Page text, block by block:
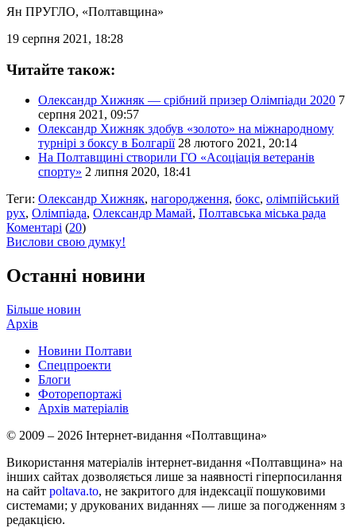
Ян ПРУГЛО, «Полтавщина»
19 серпня 2021, 18:28
Читайте також:
Олександр Хижняк — срібний призер Олімпіади 2020 7
серпня 2021, 09:57
Олександр Хижняк здобув «золото» на міжнародному
турнірі з боксу в Болгарії 28 лютого 2021, 20:14
На Полтавщині створили ГО «Асоціація ветеранів
спорту» 2 липня 2020, 18:41
Теги: Олександр Хижняк, нагородження, бокс, олімпійський
рух, Олімпіада, Олександр Мамай, Полтавська міська рада
Коментарі (20)
Вислови свою думку!
Останні новини
Більше новин
Архів
Новини Полтави
Спецпроекти
Блоги
Фоторепортажі
Архів матеріалів
© 2009 – 2026 Інтернет-видання «Полтавщина»
Використання матеріалів інтернет-видання «Полтавщина» на
інших сайтах дозволяється лише за наявності гіперпосилання
на сайт poltava.to, не закритого для індексації пошуковими
системами; у друкованих виданнях — лише за погодженням з
редакцією.